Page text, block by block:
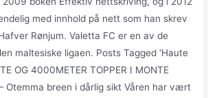
med innhold på nett som han skrev
Rønjum. Valetta FC er en av de
maltesiske ligaen. Posts Tagged ‘Haute
OG 4000METER TOPPER I MONTE
Otemma breen i dårlig sikt Våren har vært